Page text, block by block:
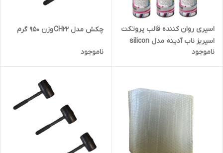
اسپری روان کننده قالب پروتکت
اسپریز ناب آدینه مدل silicon
عددی
ناموجود
چکش مدل CH22 وزن 950 گرم
ناموجود